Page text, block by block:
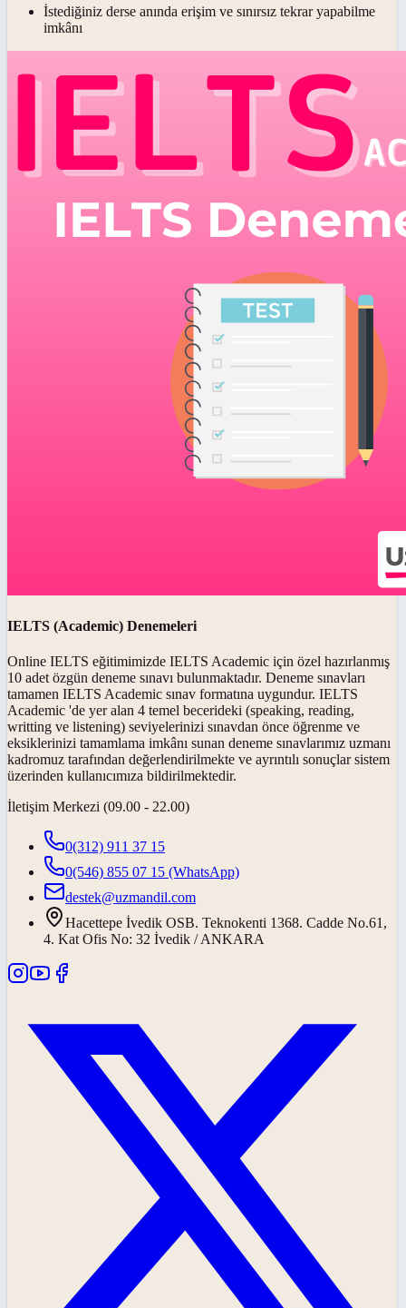
İstediğiniz derse anında erişim ve sınırsız tekrar yapabilme
imkânı
IELTS (Academic) Denemeleri
Online IELTS eğitimimizde IELTS Academic için özel hazırlanmış
10 adet özgün deneme sınavı bulunmaktadır. Deneme sınavları
tamamen IELTS Academic sınav formatına uygundur. IELTS
Academic 'de yer alan 4 temel becerideki (speaking, reading,
writting ve listening) seviyelerinizi sınavdan önce öğrenme ve
eksiklerinizi tamamlama imkânı sunan deneme sınavlarımız uzmanı
kadromuz tarafından değerlendirilmekte ve ayrıntılı sonuçlar sistem
üzerinden kullanıcımıza bildirilmektedir.
İletişim Merkezi (09.00 - 22.00)
0(312) 911 37 15
0(546) 855 07 15 (WhatsApp)
destek@uzmandil.com
Hacettepe İvedik OSB. Teknokenti 1368. Cadde No.61,
4. Kat Ofis No: 32 İvedik / ANKARA